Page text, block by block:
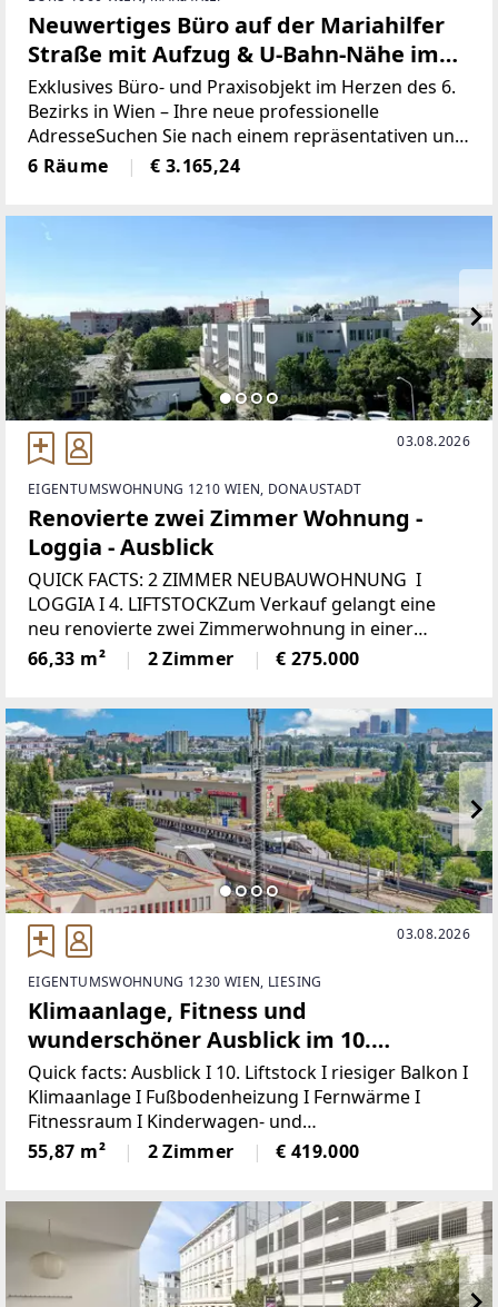
Neuwertiges Büro auf der Mariahilfer
Straße mit Aufzug & U-Bahn-Nähe im
1060 Wien zu mieten!
Exklusives Büro- und Praxisobjekt im Herzen des 6.
Bezirks in Wien – Ihre neue professionelle
AdresseSuchen Sie nach einem repräsentativen und
modernen Standort für Ihr Unternehmen oder Ihre
Praxis in einer der begehrtesten Lagen Wiens?
6 Räume € 3.165,24
03.08.2026
EIGENTUMSWOHNUNG 1210 WIEN, DONAUSTADT
Renovierte zwei Zimmer Wohnung -
Loggia - Ausblick
QUICK FACTS: 2 ZIMMER NEUBAUWOHNUNG I
LOGGIA I 4. LIFTSTOCKZum Verkauf gelangt eine
neu renovierte zwei Zimmerwohnung in einer
Wohnhausanlage (BJ 1978) im vierten Liftstock.Diese
sehr ruhige 2-Zimmer-Wohnung, mit schönem
66,33 m² 2 Zimmer € 275.000
03.08.2026
EIGENTUMSWOHNUNG 1230 WIEN, LIESING
Klimaanlage, Fitness und
wunderschöner Ausblick im 10.
Liftstock
Quick facts: Ausblick I 10. Liftstock I riesiger Balkon I
Klimaanlage I Fußbodenheizung I Fernwärme I
Fitnessraum I Kinderwagen- und
Fahrradabstellräume I Kleinkind- und
Jugendspielplatz I Gemeinschaftsraum I
55,87 m² 2 Zimmer € 419.000